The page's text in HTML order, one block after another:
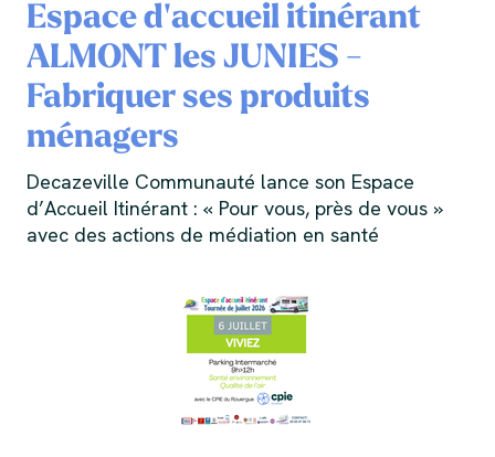
Espace d'accueil itinérant
ALMONT les JUNIES -
Fabriquer ses produits
ménagers
Decazeville Communauté lance son Espace
d’Accueil Itinérant : « Pour vous, près de vous »
avec des actions de médiation en santé